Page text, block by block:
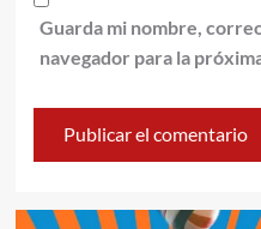
Guarda mi nombre,
navegador para la